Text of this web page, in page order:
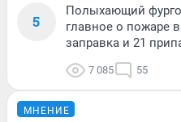
5
Полыхающий
главное о пожаре
заправка и 21
7 085 55
МНЕНИЕ